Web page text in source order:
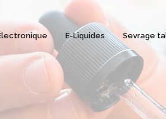
E-Liquides Sevrage